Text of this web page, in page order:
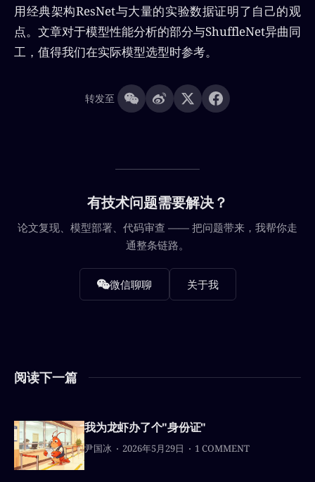
用经典架构ResNet与大量的实验数据证明了自己的观
点。文章对于模型性能分析的部分与ShuffleNet异曲同
工，值得我们在实际模型选型时参考。
转发至
有技术问题需要解决？
论文复现、模型部署、代码审查 —— 把问题带来，我帮你走
通整条链路。
微信聊聊 关于我
阅读下一篇
我为龙虾办了个"身份证"
尹国冰 2026年5月29日 1 COMMENT